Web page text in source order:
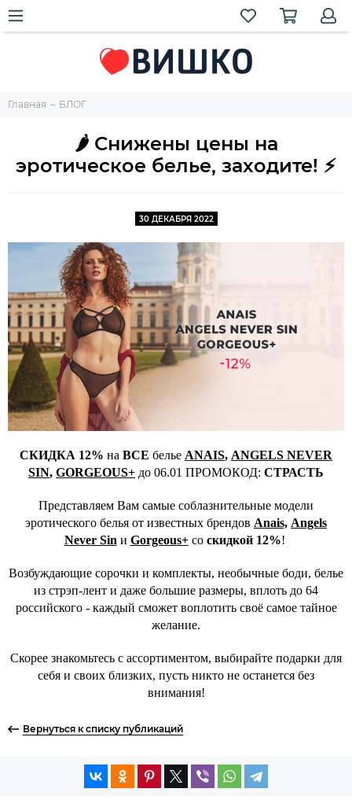
Главная БЛОГ
🌶️ Снижены цены на
эротическое белье, заходите! ⚡
30 ДЕКАБРЯ 2022
СКИДКА 12% на ВСЕ белье ANAIS, ANGELS NEVER
SIN, GORGEOUS+ до 06.01 ПРОМОКОД: СТРАСТЬ
Представляем Вам самые соблазнительные модели
эротического белья от известных брендов Anais, Angels
Never Sin и Gorgeous+со скидкой 12%!
Возбуждающие сорочки и комплекты, необычные боди, белье
из стрэп-лент и даже большие размеры, вплоть до 64
российского - каждый сможет воплотить своё самое тайное
желание.
Скорее знакомьтесь с ассортиментом, выбирайте подарки для
себя и своих близких, пусть никто не останется без
внимания!
Вернуться к списку публикаций